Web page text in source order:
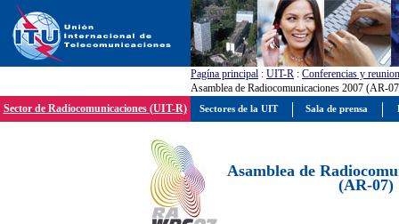
Pagína principal : UIT-R : Conferencias y
Asamblea de Radiocomunicaciones 2007 (AR-
Sector de Radiocomunicaciones (UIT-R)
Asamblea de
(AR-07)
Sectores de la UIT Sala de prensa